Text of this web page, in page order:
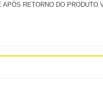
RETORNO DO PRODUTO